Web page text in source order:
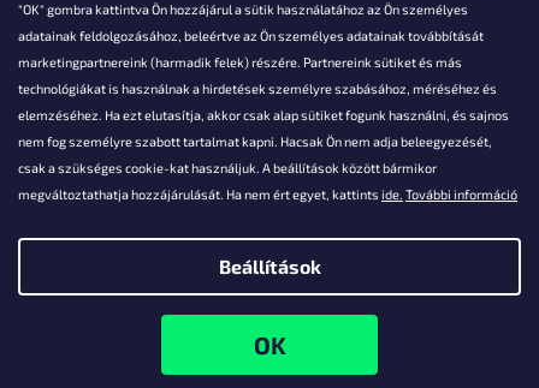
"OK" gombra kattintva Ön hozzájárul a sütik használatához az Ön személyes
adatainak feldolgozásához, beleértve az Ön személyes adatainak továbbítását
marketingpartnereink (harmadik felek) részére. Partnereink sütiket és más
technológiákat is használnak a hirdetések személyre szabásához, méréséhez és
elemzéséhez. Ha ezt elutasítja, akkor csak alap sütiket fogunk használni, és sajnos
nem fog személyre szabott tartalmat kapni. Hacsak Ön nem adja beleegyezését,
csak a szükséges cookie-kat használjuk. A beállítások között bármikor
megváltoztathatja hozzájárulását. Ha nem ért egyet, kattints ide. További információ
Beállítások
Falanzo.hu. Minden jog fenntartva.